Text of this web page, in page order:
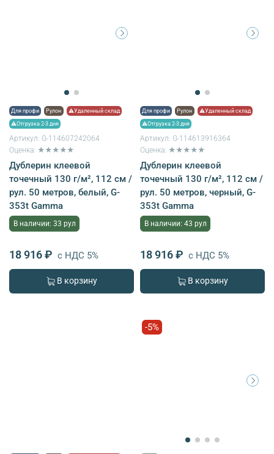
Для профи Рулон ⚠Удаленный склад
⚠Отгрузка 2-3 дня
Артикул: G-114607242064
Оценка: ★★★★★
Дублерин клеевой
точечный 130 г/м², 112 см /
рул. 50 метров, белый, G-
353t Gamma
В наличии: 33 рул
18 916 ₽ с НДС 5%
В корзину
Для профи Рулон ⚠Удаленный склад
⚠Отгрузка 2-3 дня
Артикул: G-114613916364
Оценка: ★★★★★
Дублерин клеевой
точечный 130 г/м², 112 см /
рул. 50 метров, черный, G-
353t Gamma
В наличии: 43 рул
18 916 ₽ с НДС 5%
В корзину
-5%